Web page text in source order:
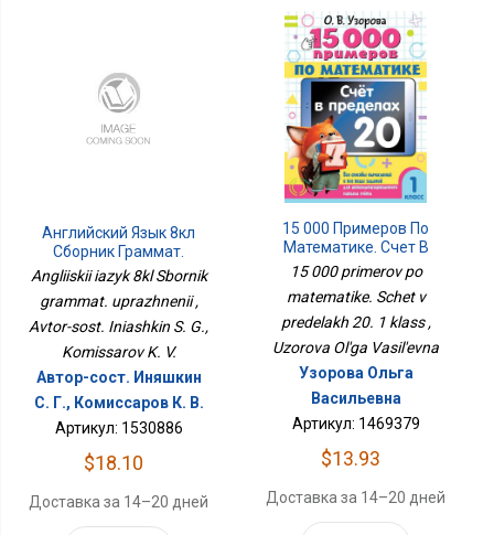
Английский Язык 8кл
Сборник Граммат.
Упражнений
Angliiskii iazyk 8kl Sbornik
grammat. uprazhnenii ,
Avtor-sost. Iniashkin S. G.,
Komissarov K. V.
Автор-сост. Иняшкин
С. Г., Комиссаров К. В.
Артикул: 1530886
$18.10
Доставка за 14–20 дней
15 000 Примеров По
Математике. Счет В
Пределах 20. 1 Класс
15 000 primerov po
matematike. Schet v
predelakh 20. 1 klass ,
Uzorova Ol'ga Vasil'evna
Узорова Ольга
Васильевна
Артикул: 1469379
$13.93
Доставка за 14–20 дней